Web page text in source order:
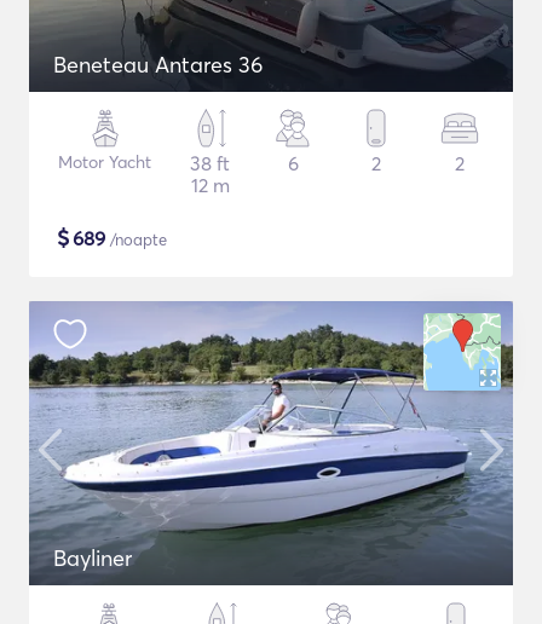
Beneteau Antares 36
Motor Yacht
38 ft
12 m
6 2 2
$689 /noapte
Bayliner